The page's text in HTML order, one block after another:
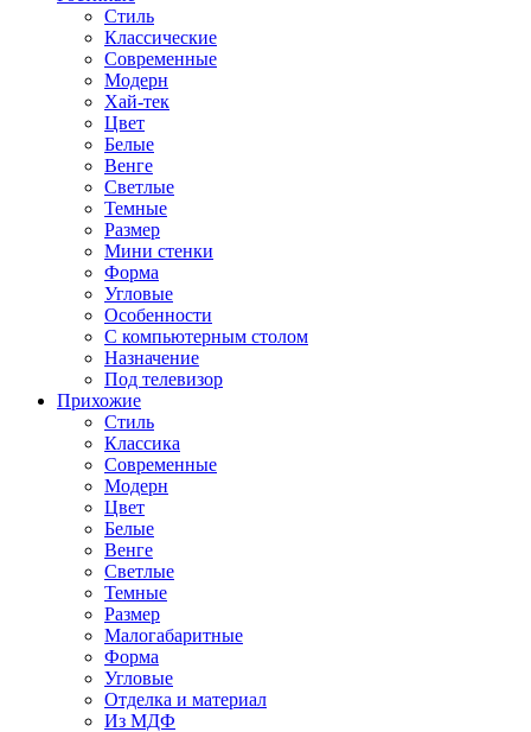
Стиль
Классические
Современные
Модерн
Хай-тек
Цвет
Белые
Венге
Светлые
Темные
Размер
Мини стенки
Форма
Угловые
Особенности
С компьютерным столом
Назначение
Под телевизор
Прихожие
Стиль
Классика
Современные
Модерн
Цвет
Белые
Венге
Светлые
Темные
Размер
Малогабаритные
Форма
Угловые
Отделка и материал
Из МДФ